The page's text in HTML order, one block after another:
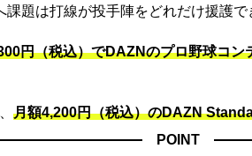
題は打線が投手陣をどれだけ援護で
円（税込）でDAZNのプロ野球コン
月額4,200円（税込）のDAZN
POINT